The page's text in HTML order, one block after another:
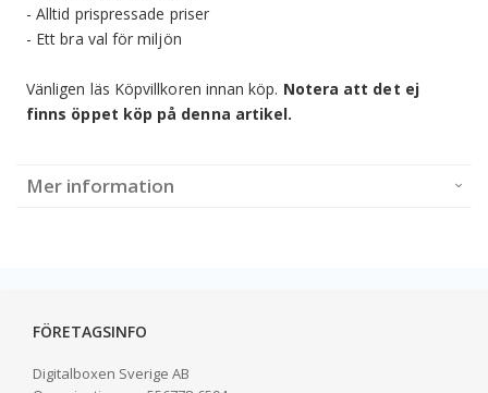
- Alltid prispressade priser
- Ett bra val för miljön
Vänligen läs Köpvillkoren innan köp. Notera att det ej
finns öppet köp på denna artikel.
Mer information
FÖRETAGSINFO
Digitalboxen Sverige AB